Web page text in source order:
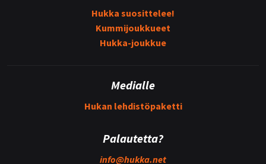
Hukka suosittelee!
Kummijoukkueet
Hukka-joukkue
Medialle
Hukan lehdistöpaketti
Palautetta?
info@hukka.net